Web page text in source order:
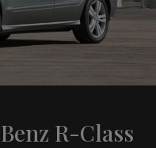
R-Class